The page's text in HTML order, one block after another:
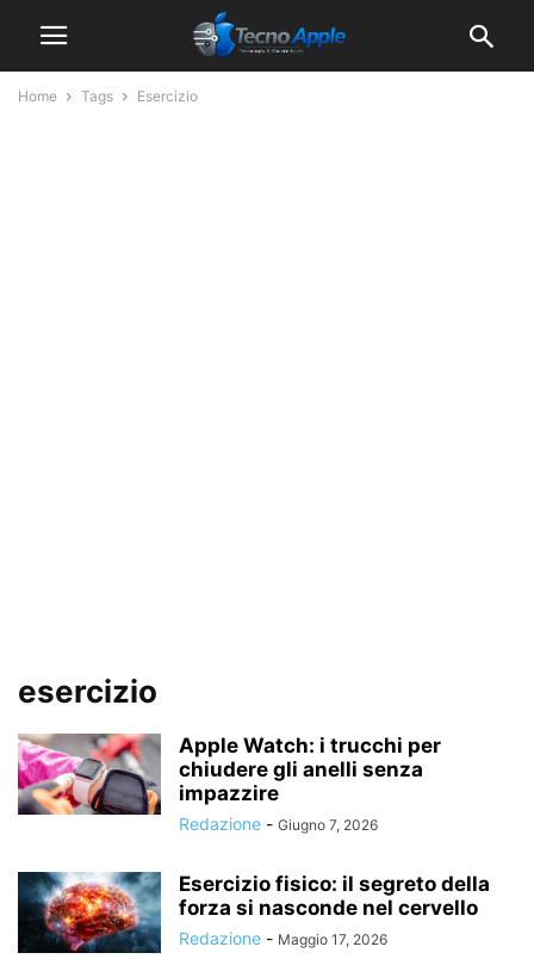
Home Tags Esercizio
esercizio
Apple Watch: i trucchi per
chiudere gli anelli senza
impazzire
Redazione - Giugno 7, 2026
Esercizio fisico: il segreto della
forza si nasconde nel cervello
Redazione - Maggio 17, 2026